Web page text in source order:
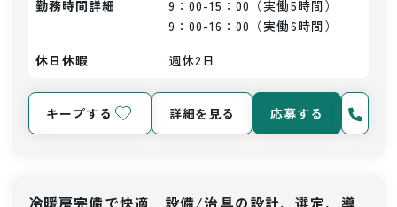
勤務時間詳細
9：00-15：00（実働5時間）
9：00-16：00（実働6時間）
休日休暇
週休2日
キープする 詳細を見る 応募する
冷暖房完備で快適 設備/治具の設計、選定、導